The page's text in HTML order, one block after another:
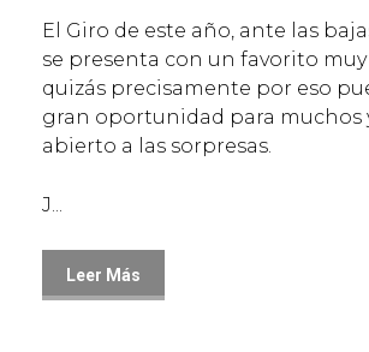
El Giro de este año, ante las
se presenta con un favorito
quizás precisamente por eso
gran oportunidad para muchos
abierto a las sorpresas.
J...
Leer Más